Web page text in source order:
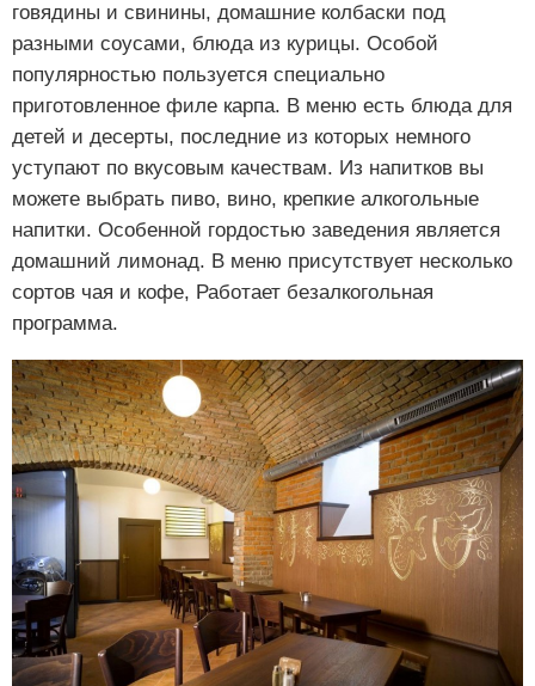
говядины и свинины, домашние колбаски под
разными соусами, блюда из курицы. Особой
популярностью пользуется специально
приготовленное филе карпа. В меню есть блюда для
детей и десерты, последние из которых немного
уступают по вкусовым качествам. Из напитков вы
можете выбрать пиво, вино, крепкие алкогольные
напитки. Особенной гордостью заведения является
домашний лимонад. В меню присутствует несколько
сортов чая и кофе, Работает безалкогольная
программа.